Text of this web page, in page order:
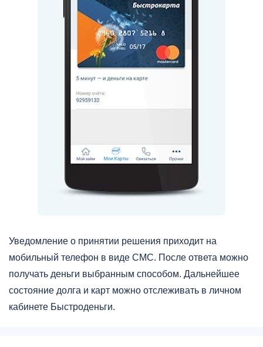
Уведомление о принятии решения приходит на
мобильный телефон в виде СМС. После ответа можно
получать деньги выбранным способом. Дальнейшее
состояние долга и карт можно отслеживать в личном
кабинете Быстроденьги.